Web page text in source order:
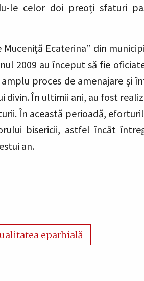
le celor doi preoți sfaturi
Ecaterina” din
2009 au început să fie
proces de amenajare și
divin. În ultimii ani, au fost
În această perioadă,
bisericii, astfel încât
an.
eparhială